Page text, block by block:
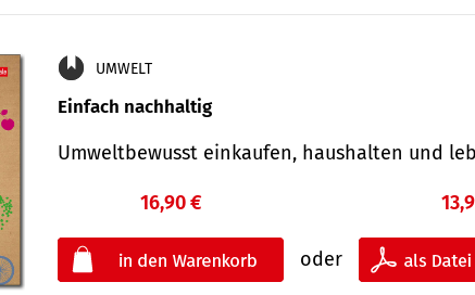
UMWELT
Einfach nachhaltig
Umweltbewusst einkaufen, haushalten und
16,90 €
oder